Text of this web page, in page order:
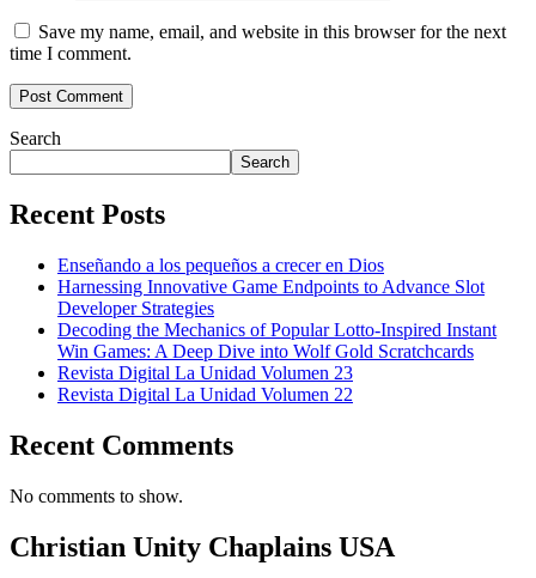
Save my name, email, and website in this browser for the next
time I comment.
Search
Search
Recent Posts
Enseñando a los pequeños a crecer en Dios
Harnessing Innovative Game Endpoints to Advance Slot
Developer Strategies
Decoding the Mechanics of Popular Lotto-Inspired Instant
Win Games: A Deep Dive into Wolf Gold Scratchcards
Revista Digital La Unidad Volumen 23
Revista Digital La Unidad Volumen 22
Recent Comments
No comments to show.
Christian Unity Chaplains USA